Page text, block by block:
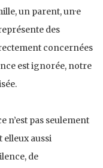
un parent, un·e
des
concernées
est ignorée, notre
n’est pas seulement
elleux aussi
de